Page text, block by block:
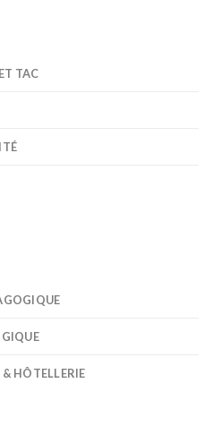
TAC
HÔTELLERIE